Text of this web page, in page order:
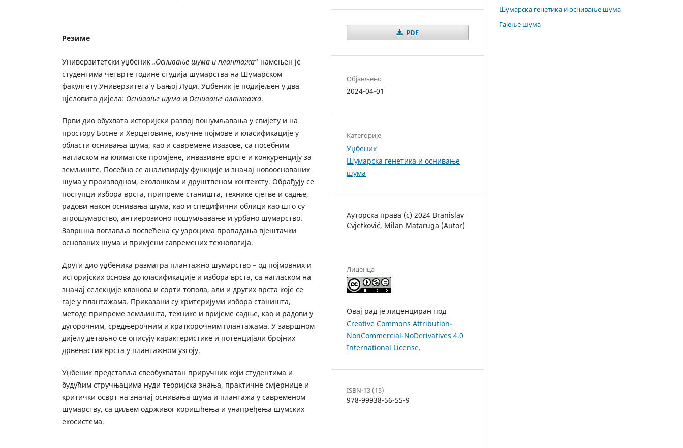
Резиме
Универзитетски уџбеник „Оснивање шума и плантажа“ намењен је
студентима четврте године студија шумарства на Шумарском
факултету Универзитета у Бањој Луци. Уџбеник је подијељен у два
цјеловита дијела: Оснивање шума и Оснивање плантажа.
Први дио обухвата историјски развој пошумљавања у свијету и на
простору Босне и Херцеговине, кључне појмове и класификације у
области оснивања шума, као и савремене изазове, са посебним
нагласком на климатске промјене, инвазивне врсте и конкуренцију за
земљиште. Посебно се анализирају функције и значај новооснованих
шума у производном, еколошком и друштвеном контексту. Обрађују се
поступци избора врста, припреме станишта, технике сјетве и садње,
радови након оснивања шума, као и специфични облици као што су
агрошумарство, антиерозионо пошумљавање и урбано шумарство.
Завршна поглавља посвећена су узроцима пропадања вјештачки
основаних шума и примјени савремених технологија.
Други дио уџбеника разматра плантажно шумарство – од појмовних и
историјских основа до класификације и избора врста, са нагласком на
значај селекције клонова и сорти топола, али и других врста које се
гаје у плантажама. Приказани су критеријуми избора станишта,
методе припреме земљишта, технике и вријеме садње, као и радови у
дугорочним, средњерочним и краткорочним плантажама. У завршном
дијелу детаљно се описују карактеристике и потенцијали бројних
дрвенастих врста у плантажном узгоју.
Уџбеник представља свеобухватан приручник који студентима и
будућим стручњацима нуди теоријска знања, практичне смјернице и
критички осврт на значај оснивања шума и плантажа у савременом
шумарству, са циљем одрживог коришћења и унапређења шумских
екосистема.
PDF
Објављено
2024-04-01
Категорије
Уџбеник
Шумарска генетика и оснивање
шума
Ауторска права (c) 2024 Branislav
Cvjetković, Milan Mataruga (Autor)
Лиценца
Овај рад је лиценциран под
Creative Commons Attribution-
NonCommercial-NoDerivatives 4.0
International License.
ISBN-13 (15)
978-99938-56-55-9
Шумарска генетика и оснивање шума
Гајење шума